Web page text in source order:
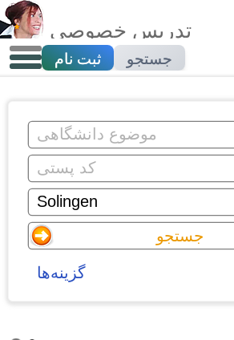
تدریس خصوصی
ثبت نام جستجو
گزینه‌ها